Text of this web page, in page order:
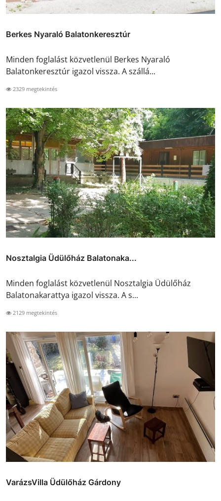
Berkes Nyaraló Balatonkeresztúr
Minden foglalást közvetlenül Berkes Nyaraló
Balatonkeresztúr igazol vissza. A szállá...
2329 megtekintés
Nosztalgia Üdülőház Balatonaka...
Minden foglalást közvetlenül Nosztalgia Üdülőház
Balatonakarattya igazol vissza. A s...
2129 megtekintés
VarázsVilla Üdülőház Gárdony